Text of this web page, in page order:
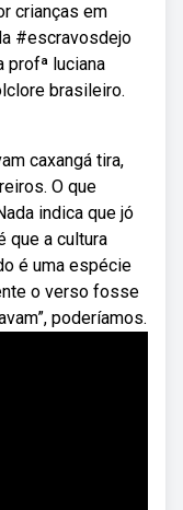
crianças em
#escravosdejo
luciana
brasileiro.
caxangá tira,
O que
indica que jó
que a cultura
é uma espécie
o verso fosse
poderíamos.